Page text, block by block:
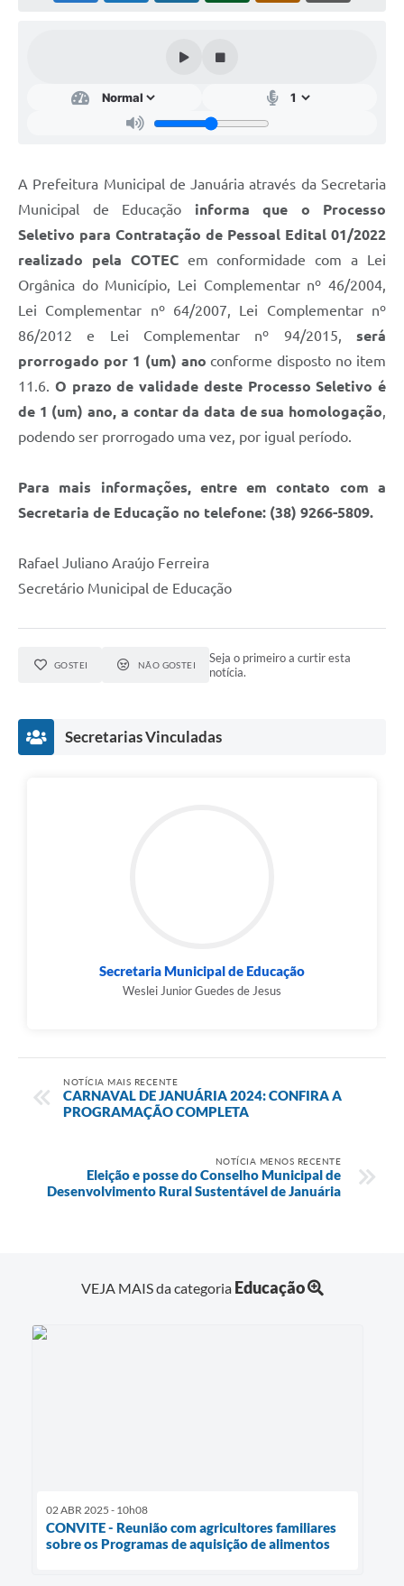
Diário Oficial
Links
Serviços Online
Enquete
SIC
Contato
Fotos - Eventos Oficiais
A Prefeitura Municipal de Januária através da Secretaria
Municipal de Educação informa que o Processo
Seletivo para Contratação de Pessoal Edital 01/2022
realizado pela COTECem conformidade com a Lei
Orgânica do Município, Lei Complementar nº 46/2004,
Lei Complementar nº 64/2007, Lei Complementar nº
86/2012 e Lei Complementar nº 94/2015, será
prorrogado por 1 (um) anoconforme disposto no item
11.6. O prazo de validade deste Processo Seletivo é
de 1 (um) ano, a contar da data de sua homologação,
podendo ser prorrogado uma vez, por igual período.
Para mais informações, entre em contato com a
Secretaria de Educação no telefone: (38) 9266-5809.
Rafael Juliano Araújo Ferreira
Secretário Municipal de Educação
GOSTEI NÃO GOSTEI
Seja o primeiro a curtir esta
notícia.
Secretarias Vinculadas
Secretaria Municipal de Educação
Weslei Junior Guedes de Jesus
NOTÍCIA MAIS RECENTE
CARNAVAL DE JANUÁRIA 2024: CONFIRA A
PROGRAMAÇÃO COMPLETA
NOTÍCIA MENOS RECENTE
Eleição e posse do Conselho Municipal de
Desenvolvimento Rural Sustentável de Januária
VEJA MAIS da categoria Educação
02 ABR 2025 - 10h08
CONVITE - Reunião com agricultores familiares
sobre os Programas de aquisição de alimentos